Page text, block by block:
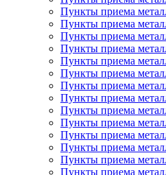
Пункты приема
Пункты приема
Пункты приема
Пункты приема
Пункты приема
Пункты приема
Пункты приема
Пункты приема
Пункты приема
Пункты приема
Пункты приема
Пункты приема
Пункты приема
Пункты приема